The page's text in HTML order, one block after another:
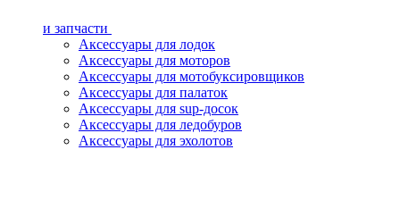
и запчасти
Аксессуары для лодок
Аксессуары для моторов
Аксессуары для мотобуксировщиков
Аксессуары для палаток
Аксессуары для sup-досок
Аксессуары для ледобуров
Аксессуары для эхолотов